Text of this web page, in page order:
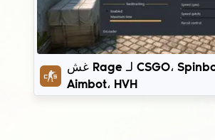
Onetap v3
غش Rage لـ CSGO، Spinbot،
Aimbot، HVH